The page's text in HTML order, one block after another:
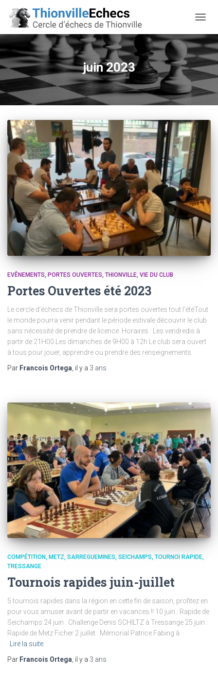
juin 2023
EVÊNEMENTS PORTES OUVERTES THIONVILLE VIE DU CLUB
Portes Ouvertes été 2023
Le cercle d’échecs de Thionville sera portes ouvertes tout l’étéTout
le monde pourra venir pendant le période estivale découvrir le club
sans nécessité de prendre de licence. Horaires : Les vendredis à
partir de 21H00 Les dimanches de 9H00 à 12h Le club sera ouvert
à tous pour jouer, apprendre ou prendre des renseignements.
Par Francois Ortega , il y a 3 ans
COMPÉTITION METZ SARREGUEMINES SEICHAMPS TOURNOI RAPIDE
TRESSANGE
Tournois rapides juin-juillet
5 tournois rapides dans la région en cette fin de saison, profitez en
pour vous amuser avant de partir en vacances !! 10 juin : Rapide de
Seichamps 24 juin : Challenge Denis SCHILTZ à Tressange 25 juin :
Rapide de Metz Ficher 2 juillet : Mémorial Patrice Fabing à
Lire la suite
Par Francois Ortega, il y a 3 ans